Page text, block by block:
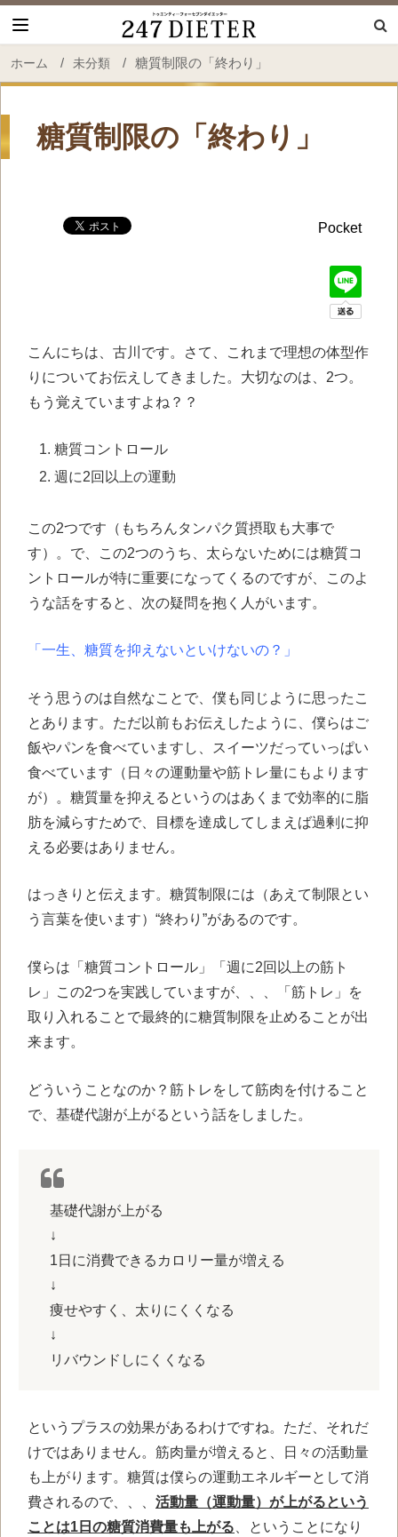
247 Dieter
ホーム / 未分類 / 糖質制限の「終わり」
糖質制限の「終わり」
Pocket
こんにちは、古川です。さて、これまで理想の体型作
りについてお伝えしてきました。大切なのは、2つ。
もう覚えていますよね？？
糖質コントロール
週に2回以上の運動
この2つです（もちろんタンパク質摂取も大事で
す）。で、この2つのうち、太らないためには糖質コ
ントロールが特に重要になってくるのですが、このよ
うな話をすると、次の疑問を抱く人がいます。
「一生、糖質を抑えないといけないの？」
そう思うのは自然なことで、僕も同じように思ったこ
とあります。ただ以前もお伝えしたように、僕らはご
飯やパンを食べていますし、スイーツだっていっぱい
食べています（日々の運動量や筋トレ量にもよります
が）。糖質量を抑えるというのはあくまで効率的に脂
肪を減らすためで、目標を達成してしまえば過剰に抑
える必要はありません。
はっきりと伝えます。糖質制限には（あえて制限とい
う言葉を使います）“終わり”があるのです。
僕らは「糖質コントロール」「週に2回以上の筋ト
レ」この2つを実践していますが、、、「筋トレ」を
取り入れることで最終的に糖質制限を止めることが出
来ます。
どういうことなのか？筋トレをして筋肉を付けること
で、基礎代謝が上がるという話をしました。
基礎代謝が上がる
↓
1日に消費できるカロリー量が増える
↓
痩せやすく、太りにくくなる
↓
リバウンドしにくくなる
というプラスの効果があるわけですね。ただ、それだ
けではありません。筋肉量が増えると、日々の活動量
も上がります。糖質は僕らの運動エネルギーとして消
費されるので、、、 活動量（運動量）が上がるという
ことは1日の糖質消費量も上がる 、ということになり